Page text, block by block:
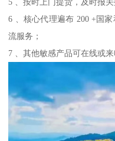
6 、核心代理遍布 200 +国
流服务；
7 、其他敏感产品可在线或来